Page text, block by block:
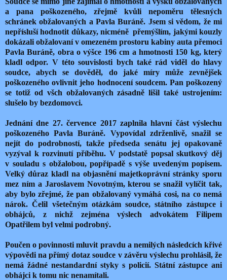
a pana poškozeného, zřejmě kvůli nepoměru tělesných
schránek obžalovaných a Pavla Buráně. Jsem si vědom, že mi
nepřísluší hodnotit důkazy, nicméně přemýšlím, jakými kouzly
dokázali obžalovaní v omezeném prostoru kabiny auta přemoci
Pavla Buráně, obra o výšce 196 cm a hmotnosti 150 kg, který
kladl odpor. V této souvislosti bych také rád viděl do hlavy
soudce, abych se dověděl, do jaké míry může zevnějšek
poškozeného ovlivnit jeho hodnocení soudcem. Pan poškozený
se totiž od všch obžalovaných zásadně lišil také ustrojením:
slušelo by bezdomovci.
Jednání dne 27. července 2017 zaplnila hlavní část výslechu
poškozeného Pavla Buráně. Vypovídal zdrženlivě, snažil se
nejít do podrobností, takže předseda senátu jej opakovaně
vyzýval k rozvinutí příběhu. V podstatě popsal skutkový děj
v souladu s obžalobou, popřípadě s výše uvedeným popisem.
Velký důraz kladl na objasnění majetkoprávní stránky sporu
mez ním a Jaroslavem Novotným, kterou se snažil vylíčit tak,
aby bylo zřejmé, že pan obžalovaný vymáhá cosi, na co nemá
nárok. Čelil všetečným otázkám soudce, státního zástupce i
obhájců, z nichž zejména výslech advokátem Filipem
Opatřilem byl velmi podrobný.
Poučen o povinnosti mluvit pravdu a nemilých následcích křivé
výpovědi na přímý dotaz soudce v závěru výslechu prohlásil, že
nemá žádné nestandardní styky s policií. Státní zástupce ani
obhájci k tomu nic nenamítali.